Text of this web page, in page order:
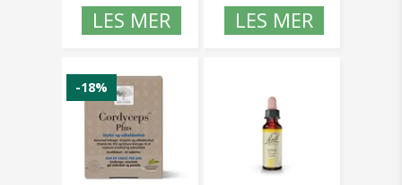
LES MER LES MER
-18%